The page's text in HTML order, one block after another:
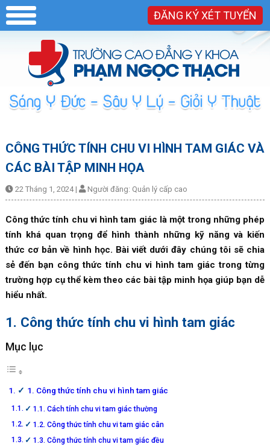
ĐĂNG KÝ XÉT TUYỂN
CÔNG THỨC TÍNH CHU VI HÌNH TAM GIÁC VÀ
CÁC BÀI TẬP MINH HỌA
22 Tháng 1, 2024 | Người đăng: Quản lý cấp cao
Công thức tính chu vi hình tam giác là một trong những phép
tính khá quan trọng để hình thành những kỹ năng và kiến
thức cơ bản về hình học. Bài viết dưới đây chúng tôi sẽ chia
sẻ đến bạn công thức tính chu vi hình tam giác trong từng
trường hợp cụ thể kèm theo các bài tập minh họa giúp bạn dễ
hiểu nhất.
1. Công thức tính chu vi hình tam giác
Mục lục
1. Công thức tính chu vi hình tam giác
1.1. Cách tính chu vi tam giác thường
1.2. Công thức tính chu vi tam giác cân
1.3. Công thức tính chu vi tam giác đều